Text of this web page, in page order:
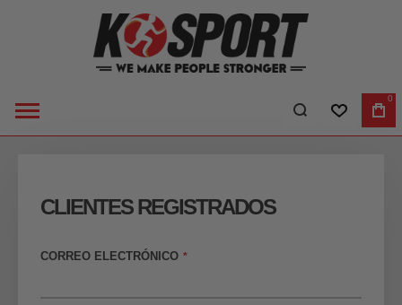
LISTA DE
MI
0
CLIENTES REGISTRADOS
CORREO ELECTRÓNICO